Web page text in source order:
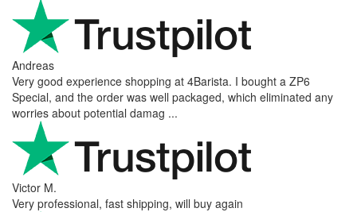
Andreas
Very good experience shopping at 4Barista. I bought a ZP6
Special, and the order was well packaged, which eliminated any
worries about potential damag ...
Victor M.
Very professional, fast shipping, will buy again